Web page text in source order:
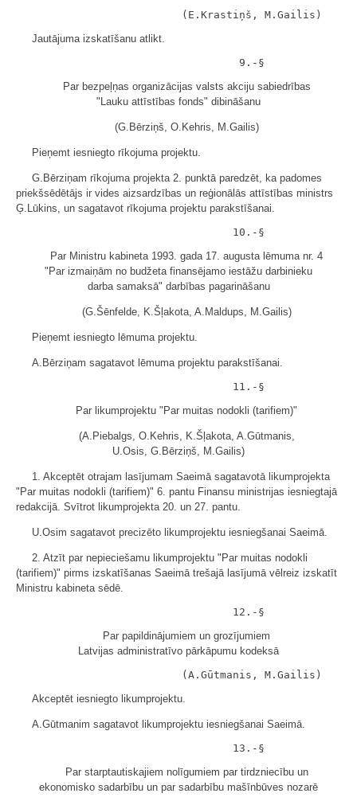
Jautājuma izskatīšanu atlikt.
Par bezpeļņas organizācijas valsts akciju sabiedrības
"Lauku attīstības fonds" dibināšanu
(G.Bērziņš, O.Kehris, M.Gailis)
Pieņemt iesniegto rīkojuma projektu.
G.Bērziņam rīkojuma projekta 2. punktā paredzēt, ka padomes
priekšsēdētājs ir vides aizsardzības un reģionālās attīstības ministrs
Ģ.Lūkins, un sagatavot rīkojuma projektu parakstīšanai.
Par Ministru kabineta 1993. gada 17. augusta lēmuma nr. 4
"Par izmaiņām no budžeta finansējamo iestāžu darbinieku
darba samaksā" darbības pagarināšanu
(G.Šēnfelde, K.Šļakota, A.Maldups, M.Gailis)
Pieņemt iesniegto lēmuma projektu.
A.Bērziņam sagatavot lēmuma projektu parakstīšanai.
Par likumprojektu "Par muitas nodokli (tarifiem)"
(A.Piebalgs, O.Kehris, K.Šļakota, A.Gūtmanis,
U.Osis, G.Bērziņš, M.Gailis)
1. Akceptēt otrajam lasījumam Saeimā sagatavotā likumprojekta
"Par muitas nodokli (tarifiem)" 6. pantu Finansu ministrijas iesniegtajā
redakcijā. Svītrot likumprojekta 20. un 27. pantu.
U.Osim sagatavot precizēto likumprojektu iesniegšanai Saeimā.
2. Atzīt par nepieciešamu likumprojektu "Par muitas nodokli
(tarifiem)" pirms izskatīšanas Saeimā trešajā lasījumā vēlreiz izskatīt
Ministru kabineta sēdē.
Par papildinājumiem un grozījumiem
Latvijas administratīvo pārkāpumu kodeksā
Akceptēt iesniegto likumprojektu.
A.Gūtmanim sagatavot likumprojektu iesniegšanai Saeimā.
Par starptautiskajiem nolīgumiem par tirdzniecību un
ekonomisko sadarbību un par sadarbību mašīnbūves nozarē